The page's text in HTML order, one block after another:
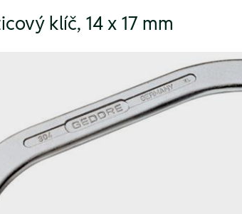
klíč, 14 x 17 mm